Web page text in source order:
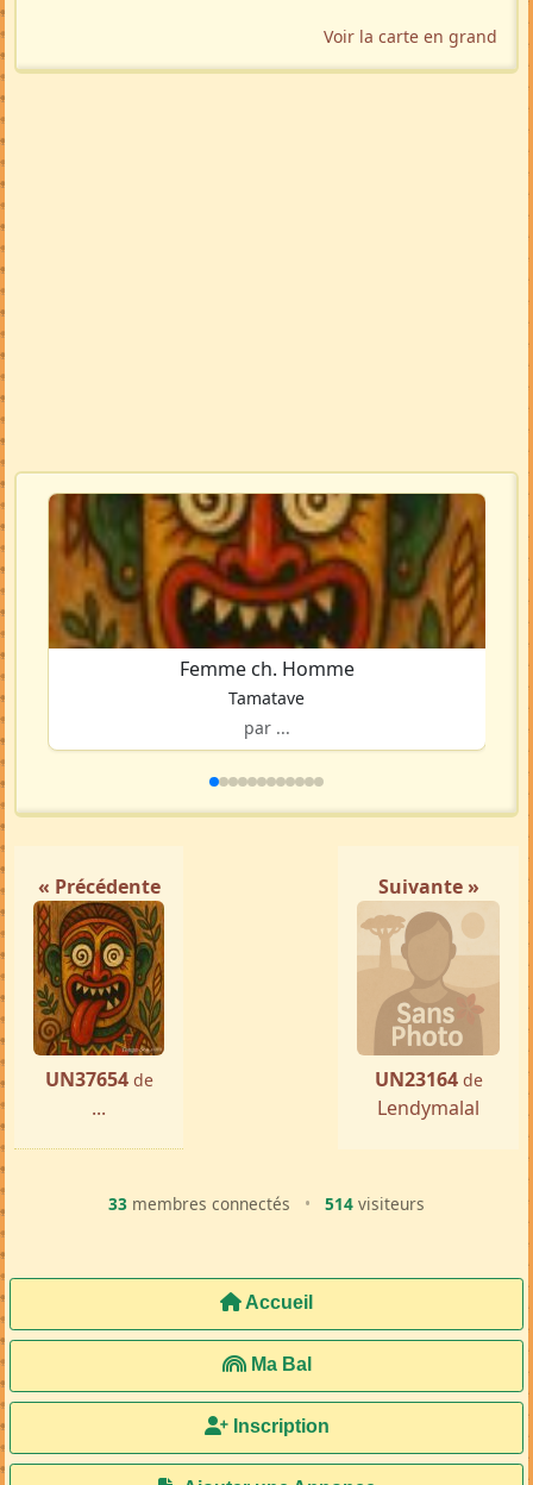
Voir la carte en grand
Femme ch. Homme
Tamatave
par ...
« Précédente
UN37654 de
...
Suivante »
UN23164 de
Lendymalal
33 membres connectés • 514 visiteurs
Accueil
Ma Bal
Inscription